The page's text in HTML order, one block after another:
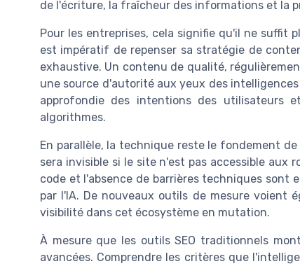
de l'écriture, la fraîcheur des informations et la
Pour les entreprises, cela signifie qu'il ne suffit
est impératif de repenser sa stratégie de
exhaustive. Un contenu de qualité,
une source d'autorité aux yeux des
approfondie des intentions des utilisateurs
algorithmes.
En parallèle, la technique reste le fondement
sera invisible si le site n'est pas accessible aux
code et l'absence de barrières techniques sont
par l'IA. De nouveaux outils de mesure voient
visibilité dans cet écosystème en mutation.
À mesure que les outils SEO traditionnels
avancées. Comprendre les critères que